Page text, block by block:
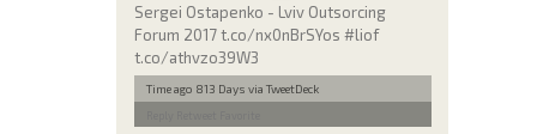
Sergei Ostapenko - Lviv Outsorcing
Forum 2017 t.co/nx0nBrSYos #liof
t.co/athvzo39W3
Time ago 813 Days via TweetDeck